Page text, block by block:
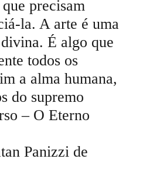
precisam
la. A arte é uma
É algo que
todos os
a alma humana,
do supremo
– O Eterno
de